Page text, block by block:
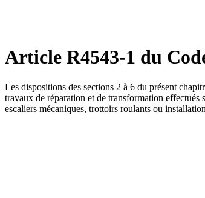
Article R4543-1 du
Les dispositions des sections 2 à 6 du présent
travaux de réparation et de transformation effectués
escaliers mécaniques, trottoirs roulants ou